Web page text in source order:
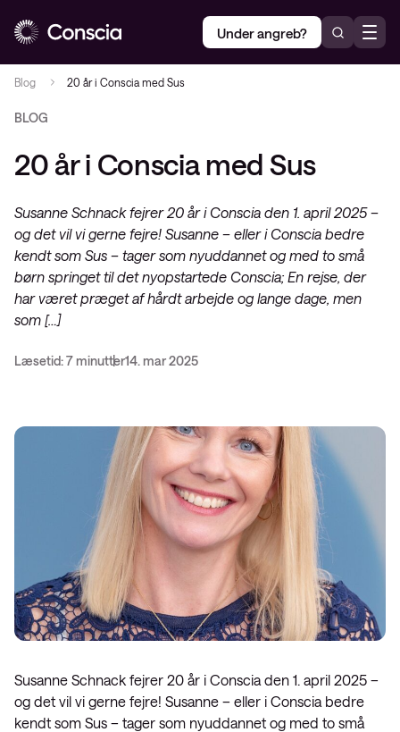
Under angreb?
Blog 20 år i Conscia med Sus
BLOG
20 år i Conscia med Sus
Susanne Schnack fejrer 20 år i Conscia den 1. april 2025 –
og det vil vi gerne fejre! Susanne – eller i Conscia bedre
kendt som Sus – tager som nyuddannet og med to små
børn springet til det nyopstartede Conscia; En rejse, der
har været præget af hårdt arbejde og lange dage, men
som […]
Læsetid: 7 minutter14. mar 2025
Susanne Schnack fejrer 20 år i Conscia den 1. april 2025 –
og det vil vi gerne fejre! Susanne – eller i Conscia bedre
kendt som Sus – tager som nyuddannet og med to små